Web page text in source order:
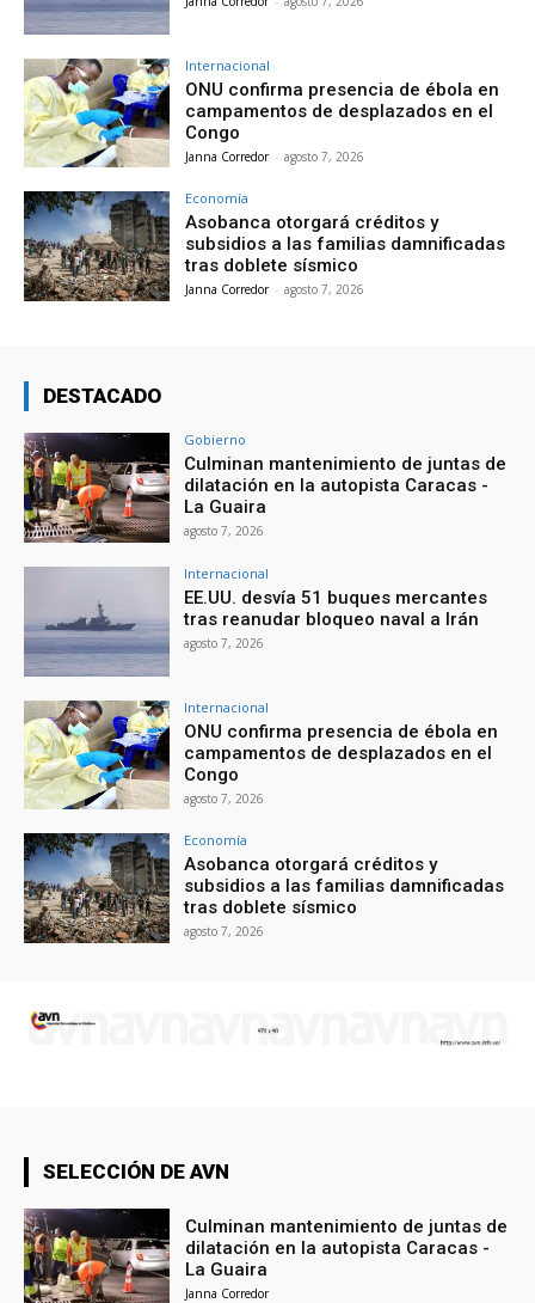
Internacional
ONU confirma presencia de ébola en
campamentos de desplazados en el
Congo
Janna Corredor - agosto 7, 2026
Economía
Asobanca otorgará créditos y
subsidios a las familias damnificadas
tras doblete sísmico
Janna Corredor - agosto 7, 2026
DESTACADO
Gobierno
Culminan mantenimiento de juntas de
dilatación en la autopista Caracas -
La Guaira
agosto 7, 2026
Internacional
EE.UU. desvía 51 buques mercantes
tras reanudar bloqueo naval a Irán
agosto 7, 2026
Internacional
ONU confirma presencia de ébola en
campamentos de desplazados en el
Congo
agosto 7, 2026
Economía
Asobanca otorgará créditos y
subsidios a las familias damnificadas
tras doblete sísmico
agosto 7, 2026
SELECCIÓN DE AVN
Culminan mantenimiento de juntas de
dilatación en la autopista Caracas -
La Guaira
Janna Corredor